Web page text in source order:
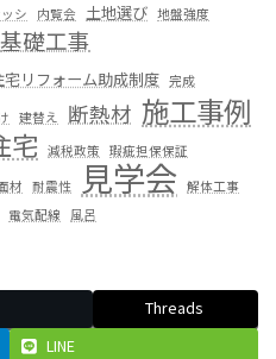
シ 内覧会 土地選び 地盤強度
基礎工事
宅リフォーム助成制度 完成
建替え 断熱材 施工事例
宅 減税政策 瑕疵担保保証
材 耐震性 見学会 解体工事
電気配線
風呂
Threads
LINE